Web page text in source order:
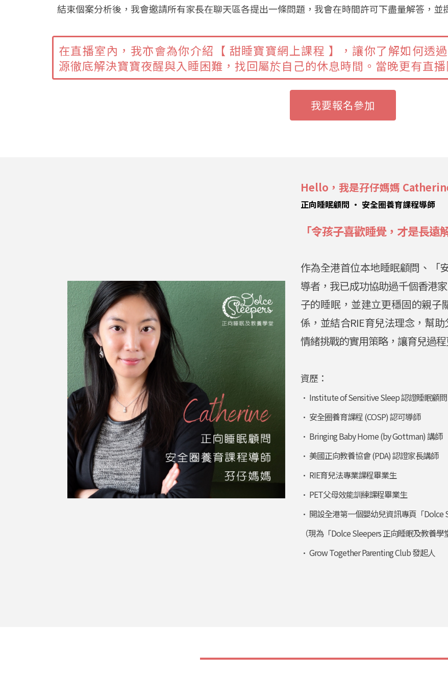
結束個案分析後，我會邀請所有家長在聊天區各提出一條問題，我會在時間許可下盡量解答，並
在直播室內，我亦會為你介紹【 甜睡寶寶網上課程 】
，讓你了解如何透
源徹底解決寶寶夜醒與入睡困難，找回屬於自己的休息時間。當晚更有直
我要報名參加
Hello，我是孖仔媽媽
正向睡眠顧問 • 安全圈養育課程導師
「令孩子喜歡睡覺，才是長遠
作為全港首位本地睡眠顧問、「
導者，我已成功協助過千個香港
子的睡眠，並建立更穩固的親子
係，並結合RIE育兒法理念，幫
情緒挑戰的實用策略，讓育兒過程
資歷：
• Institute of Sensitive Sleep 認證睡眠顧問
• 安全圈養育課程 (COSP) 認可導師
• Bringing Baby Home (by Gottman) 講師
• 美國正向教養協會 (PDA) 認證家長講師
• RIE育兒法專業課程畢業生
• PET父母效能訓練課程畢業生
• 開設全港第一個嬰幼兒資訊專頁「Dolce
（現為「Dolce Sleepers 正向睡眠及教養學
• Grow Together Parenting Club 發起人